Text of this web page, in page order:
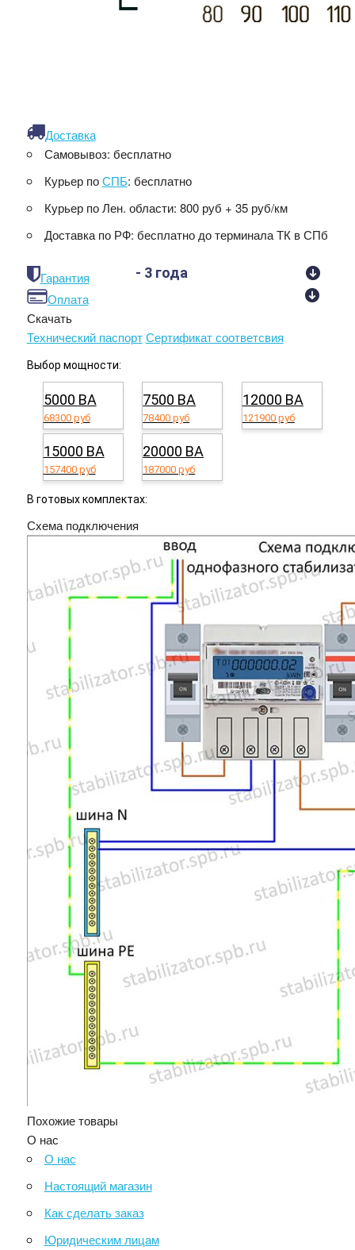
Доставка
Самовывоз: бесплатно
Курьер поСПБ: бесплатно
Курьер по Лен. области: 800 руб + 35 руб/км
Доставка по РФ: бесплатно до терминала ТК в СПб
Гарантия
- 3 года
Оплата
Скачать
Технический паспорт Сертификат соответсвия
Выбор мощности:
5000 ВА
68300 руб
7500 ВА
78400 руб
12000 ВА
121900 руб
15000 ВА
157400 руб
20000 ВА
187000 руб
В готовых комплектах:
Схема подключения
Похожие товары
О нас
О нас
Настоящий магазин
Как сделать заказ
Юридическим лицам